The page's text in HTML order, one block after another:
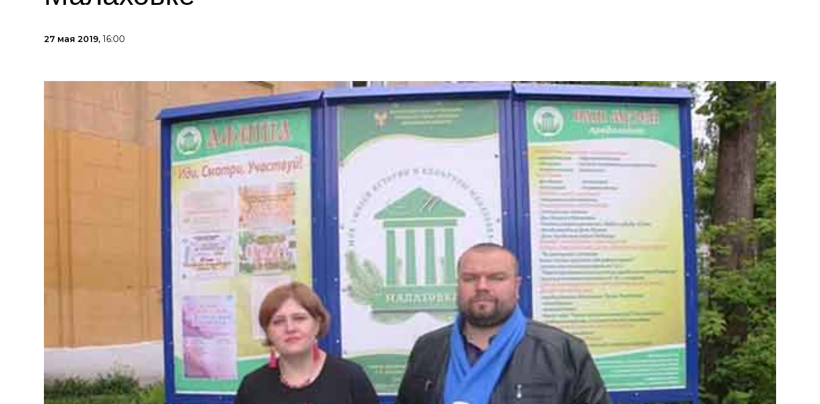
27 мая 2019, 16:00